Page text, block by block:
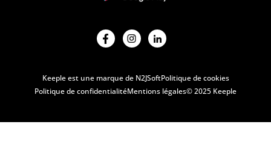
Keeple est une marque de N2JSoftPolitique de cookies
Politique de confidentialitéMentions légales© 2025 Keeple